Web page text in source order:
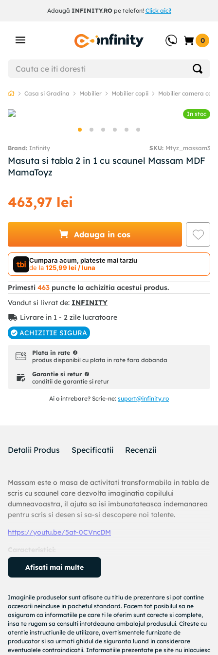
Adaugă INFINITY.ROpe telefon! Click aici!
0
Casa si Gradina Mobilier Mobilier copii Mobilier camera
In stoc
Infinity SKU: Mtyz_massam3
Masuta si tabla 2 in 1 cu scaunel Massam MDF
MamaToyz
463,97 lei
Adauga in cos
Cumpara acum, plateste mai tarziu
de la 125,99 lei / luna
Primesti 463 puncte la achizitia acestui produs.
Vandut si livrat de: INFINITY
Livrare in 1 - 2 zile lucratoare
ACHIZITIE SIGURA
Plata in rate
produs disponibil cu plata in rate fara dobanda
Garantie si retur
conditii de garantie si retur
Ai o intrebare? Scrie-ne: suport@infinity.ro
Detalii Produs Specificatii Recenzii
Massam este o masa de activitati transformabila in tabla de
scris cu scaunel care dezvolta imaginatia copilului
dumneavoastra, il ajuta sa isi imbunatateasca indemanarea
pentru scris si desen si sa-si descopere noi talente.
https://youtu.be/5at-0CVncDM
Caracteristici:
Produs transformabil 2 in 1
primul rand camasasi poate fi transformat intr-o
Sporeste creativitatea:In acelasi timp, copilul tau poate
realiza desene creative cu ruloul de hartie atasat de
betisorul din lemn integrat.Prin folosirea acestui produs
copilul isi va dezvolta imaginatia, creativitatea motricitatea
fina in urma activitatilor efectuate pe masa.
Afisati mai multe
Imaginile produselor sunt afisate cu titlu de prezentare si pot contine
accesorii neincluse in pachetul standard. Facem tot posibilul sa ne
asiguram ca informatiile pe care ti le oferim sunt corecte si complete,
insa te rugam sa consulti intotdeauna ambalajul produsului. Citeste cu
atentie instructiunile de utilizare, avertismentele furnizate de
producator si sa urmati ghidul de siguranta luand in considerare
eventualele contraindicatii. Informatiile prezentate pe site nu inlocuiesc